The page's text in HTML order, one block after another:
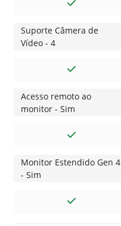
Suporte Câmera de
Vídeo - 4
Acesso remoto ao
monitor - Sim
Monitor Estendido Gen 4
- Sim